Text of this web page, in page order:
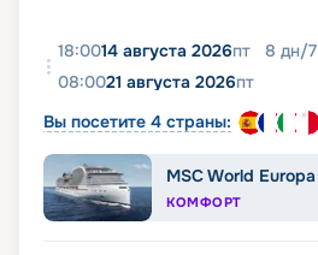
18:0014 августа 2026пт 8 дн/7
08:0021 августа 2026пт
Вы посетите 4 страны:
MSC World Europa
КОМФОРТ